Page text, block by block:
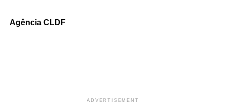
Agência CLDF
ADVERTISEMENT